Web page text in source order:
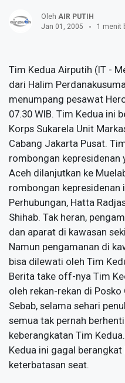
Oleh AIR PUTIH
Jan 01, 2005
1 menit
Tim Kedua Airputih (IT -
dari Halim
menumpang pesawat
07.30 WIB. Tim Kedua ini
Korps Sukarela Unit
Cabang Jakarta Pusat.
rombongan kepresidenan
Aceh dilanjutkan ke
rombongan kepresidenan
Perhubungan, Hatta
Shihab. Tak heran,
dan aparat di kawasan
Namun pengamanan di
bisa dilewati oleh Tim
Berita take off-nya Tim
oleh rekan-rekan di Posko
Sebab, selama sehari
semua tak pernah
keberangkatan Tim
Kedua ini gagal
keterbatasan seat.